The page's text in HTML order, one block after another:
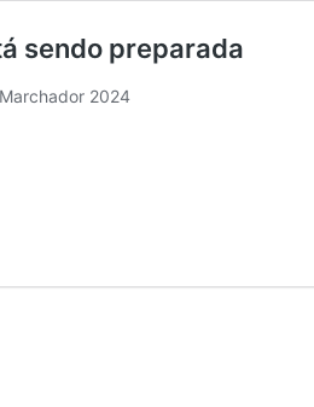
sendo preparada
2024